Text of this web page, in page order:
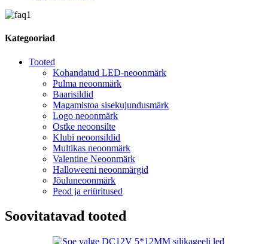
Kategooriad
Tooted
Kohandatud LED-neoonmärk
Pulma neoonmärk
Baarisildid
Magamistoa sisekujundusmärk
Logo neoonmärk
Ostke neoonsilte
Klubi neoonsildid
Multikas neoonmärk
Valentine Neoonmärk
Halloweeni neoonmärgid
Jõuluneoonmärk
Peod ja eriüritused
Soovitatavad tooted